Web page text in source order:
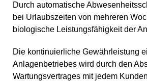
Durch automatische
bei Urlaubszeiten von mehreren
biologische Leistungsfähigkeit der
Die kontinuierliche Gewährleistung
Anlagenbetriebes wird durch den
Wartungsvertrages mit jedem